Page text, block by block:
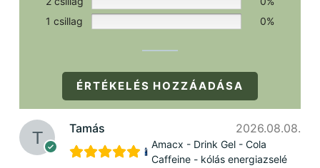
1 csillag
0%
ÉRTÉKELÉS HOZZÁADÁSA
Tamás 2026.08.08.
Amacx - Drink Gel - Cola
Caffeine - kólás energiazselé